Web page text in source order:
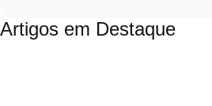
Artigos em Destaque